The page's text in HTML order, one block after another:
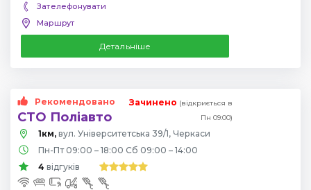
Зателефонувати
Маршрут
Детальніше
Рекомендовано
СТО Поліавто
Зачинено (відкриється в
Пн 09:00)
1км, вул. Університетська 39/1, Черкаси
Пн-Пт 09:00 – 18:00 Сб 09:00 – 14:00
4 відгуків